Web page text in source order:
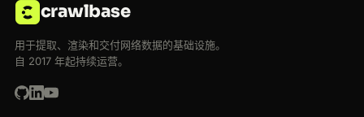
crawlbase
用于提取、渲染和交付网络数据的基础设施。
自 2017 年起持续运营。